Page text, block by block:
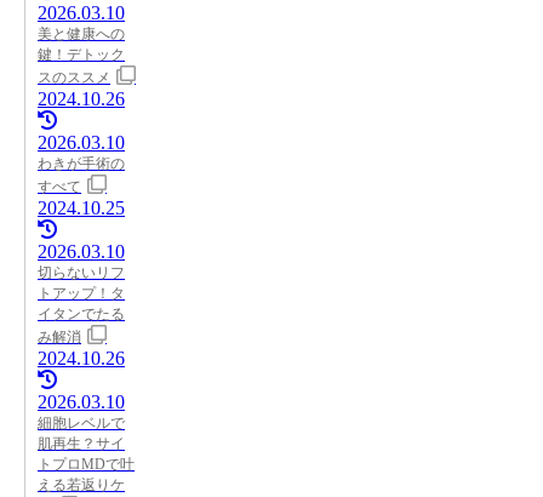
2026.03.10
美と健康への
鍵！デトック
スのススメ
2024.10.26
2026.03.10
わきが手術の
すべて
2024.10.25
2026.03.10
切らないリフ
トアップ！タ
イタンでたる
み解消
2024.10.26
2026.03.10
細胞レベルで
肌再生？サイ
トプロMDで叶
える若返りケ